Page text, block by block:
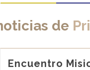
de
Encuentro